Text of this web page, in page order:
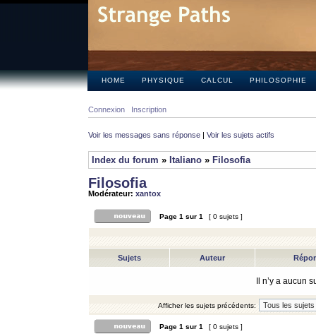
HOME PHYSIQUE CALCUL PHILOSOPHIE
Connexion Inscription
Voir les messages sans réponse | Voir les sujets actifs
Index du forum » Italiano » Filosofia
Filosofia
Modérateur: xantox
Page 1 sur 1 [ 0 sujets ]
Sujets Auteur
Il n’y a aucun
Afficher les sujets précédents:
Page 1 sur 1 [ 0 sujets ]